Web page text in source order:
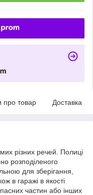
про товар Доставка
різних речей. Полиці
розподіленого
для зберігання,
в гаражі в якості
частин або інших